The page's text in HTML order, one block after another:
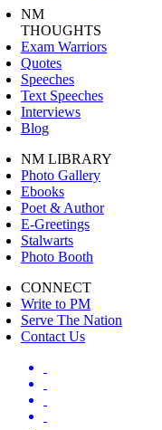
NM
THOUGHTS
Exam Warriors
Quotes
Speeches
Text Speeches
Interviews
Blog
NM LIBRARY
Photo Gallery
Ebooks
Poet & Author
E-Greetings
Stalwarts
Photo Booth
CONNECT
Write to PM
Serve The Nation
Contact Us